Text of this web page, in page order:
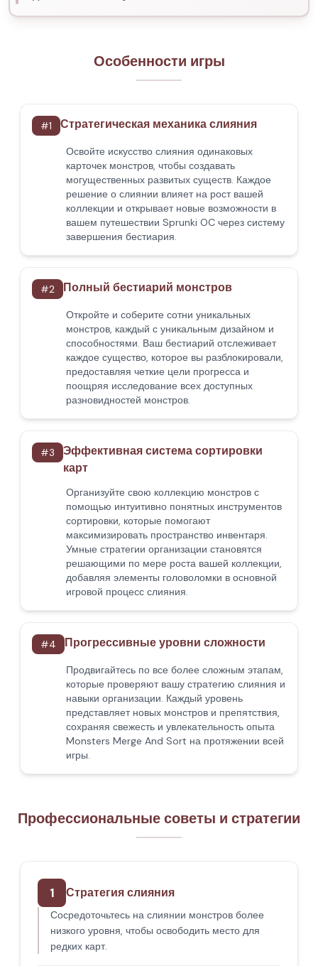
Особенности игры
#1 Стратегическая механика слияния
Освойте искусство слияния одинаковых
карточек монстров, чтобы создавать
могущественных развитых существ. Каждое
решение о слиянии влияет на рост вашей
коллекции и открывает новые возможности в
вашем путешествии Sprunki OC через систему
завершения бестиария.
#2 Полный бестиарий монстров
Откройте и соберите сотни уникальных
монстров, каждый с уникальным дизайном и
способностями. Ваш бестиарий отслеживает
каждое существо, которое вы разблокировали,
предоставляя четкие цели прогресса и
поощряя исследование всех доступных
разновидностей монстров.
#3
Эффективная система сортировки
карт
Организуйте свою коллекцию монстров с
помощью интуитивно понятных инструментов
сортировки, которые помогают
максимизировать пространство инвентаря.
Умные стратегии организации становятся
решающими по мере роста вашей коллекции,
добавляя элементы головоломки в основной
игровой процесс слияния.
#4 Прогрессивные уровни сложности
Продвигайтесь по все более сложным этапам,
которые проверяют вашу стратегию слияния и
навыки организации. Каждый уровень
представляет новых монстров и препятствия,
сохраняя свежесть и увлекательность опыта
Monsters Merge And Sort на протяжении всей
игры.
Профессиональные советы и стратегии
1 Стратегия слияния
Сосредоточьтесь на слиянии монстров более
низкого уровня, чтобы освободить место для
редких карт.